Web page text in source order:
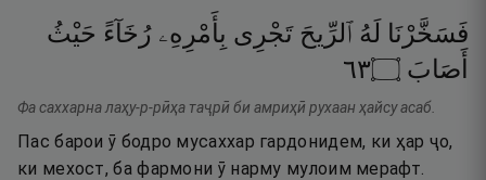
فَسَخَّرْنَا لَهُ ٱلرِّيحَ تَجْرِى بِأَمْرِهِۦ رُخَآءً حَيْثُ
أَصَابَ ۝٣٦
Фа саххарна лаҳу-р-рӣҳа таҷрӣ би амриҳӣ рухаан ҳайсу асаб.
Пас барои ӯ бодро мусаххар гардонидем, ки ҳар ҷо,
ки мехост, ба фармони ӯ нарму мулоим мерафт.